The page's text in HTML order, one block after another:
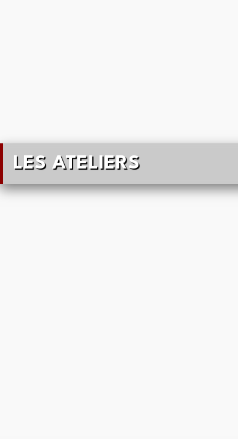
LES ATELIERS